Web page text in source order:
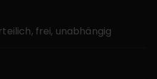
frei, unabhängig